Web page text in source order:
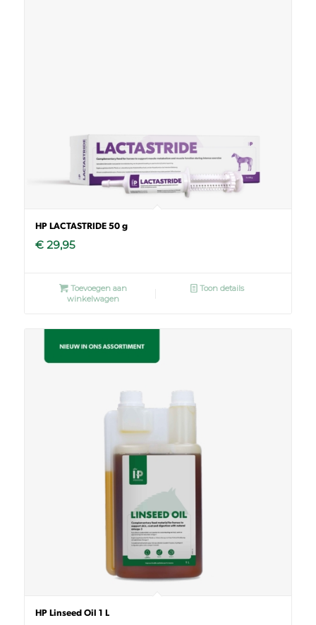
HP LACTASTRIDE 50 g
€29,95
Toevoegen aan
winkelwagen
Toon details
HP Linseed Oil 1 L